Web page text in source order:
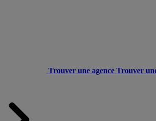
Trouver une agence Trouver